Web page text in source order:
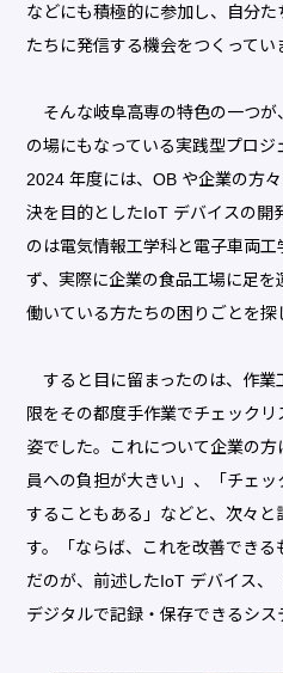
などにも積極的に参加し、自分
たちに発信する機会をつくってい
そんな岐阜高専の特色の一つが
の場にもなっている実践型プロジ
2024 年度には、OB や企業の方
決を目的としたIoT デバイスの開
のは電気情報工学科と電子車両
ず、実際に企業の食品工場に足を
働いている方たちの困りごとを探
すると目に留まったのは、作業
限をその都度手作業でチェック
姿でした。これについて企業の
員への負担が大きい」、「チェ
することもある」などと、次々
す。「ならば、これを改善でき
だのが、前述したIoT デバイス、
デジタルで記録・保存できるシス